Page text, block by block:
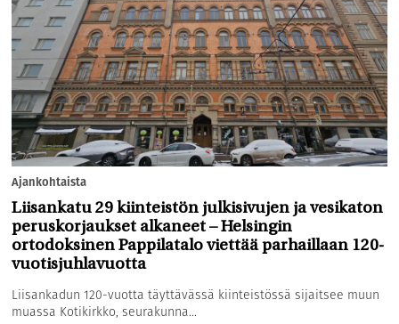
Ajankohtaista
Liisankatu 29 kiinteistön julkisivujen ja vesikaton
peruskorjaukset alkaneet – Helsingin
ortodoksinen Pappilatalo viettää parhaillaan 120-
vuotisjuhlavuotta
Liisankadun 120-vuotta täyttävässä kiinteistössä sijaitsee muun
muassa Kotikirkko, seurakunna...